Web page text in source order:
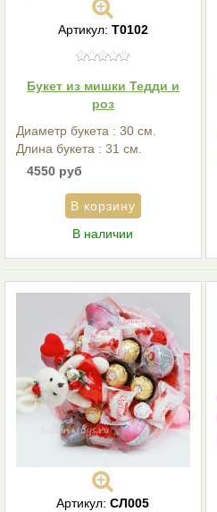
Артикул: Т0102
Букет из мишки Тедди и
роз
Диаметр букета : 30 см.
Длина букета : 31 см.
4550 руб
В наличии
Артикул:СЛ005